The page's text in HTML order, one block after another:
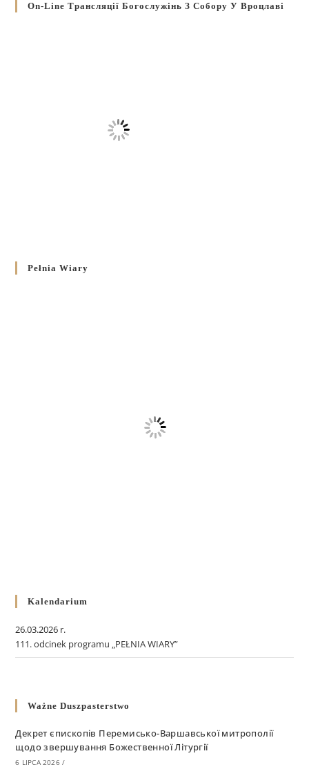
On-Line Трансляції Богослужінь З Собору У Вроцлаві
Pełnia Wiary
Kalendarium
26.03.2026 r.
111. odcinek programu „PEŁNIA WIARY”
Ważne Duszpasterstwo
Декрет єпископів Перемисько-Варшавської митрополії
щодо звершування Божественної Літургії
6 LIPCA 2026 /